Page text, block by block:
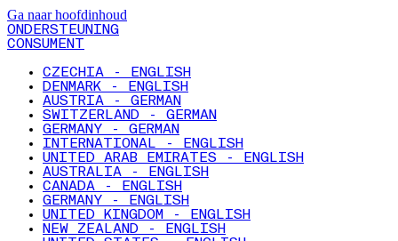
Ga naar hoofdinhoud
ONDERSTEUNING
CONSUMENT
CZECHIA - ENGLISH
DENMARK - ENGLISH
AUSTRIA - GERMAN
SWITZERLAND - GERMAN
GERMANY - GERMAN
INTERNATIONAL - ENGLISH
UNITED ARAB EMIRATES - ENGLISH
AUSTRALIA - ENGLISH
CANADA - ENGLISH
GERMANY - ENGLISH
UNITED KINGDOM - ENGLISH
NEW ZEALAND - ENGLISH